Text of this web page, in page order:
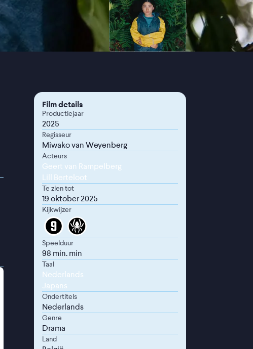
Film details
Productiejaar
2025
Regisseur
Miwako van Weyenberg
Acteurs
Geert van Rampelberg
Lill Berteloot
Te zien tot
19 oktober 2025
Kijkwijzer
Speelduur
98 min. min
Taal
Nederlands
Japans
Ondertitels
Nederlands
Genre
Drama
Land